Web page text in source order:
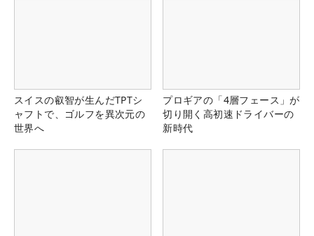
スイスの叡智が生んだTPTシ
ャフトで、ゴルフを異次元の
世界へ
プロギアの「4層フェース」が
切り開く高初速ドライバーの
新時代